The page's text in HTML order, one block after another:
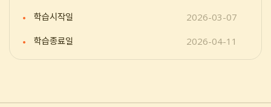
학습시작일 2026-03-07
학습종료일 2026-04-11